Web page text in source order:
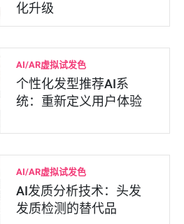
化升级
AI/AR虚拟试发色
个性化发型推荐AI系
统：重新定义用户体验
AI/AR虚拟试发色
AI发质分析技术：头发
发质检测的替代品